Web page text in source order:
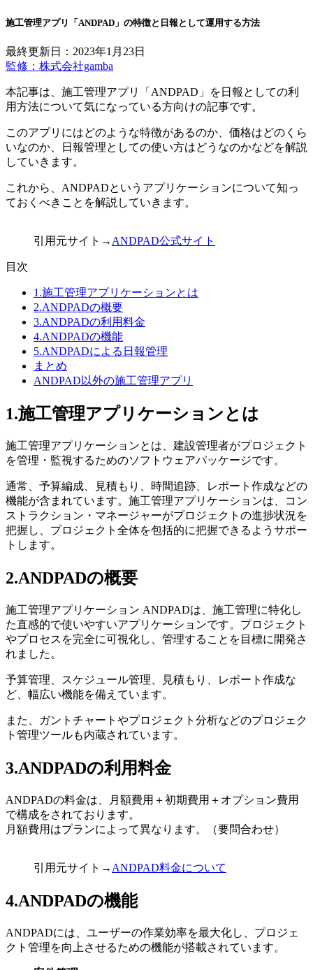
施工管理アプリ「ANDPAD」の特徴と日報として運用する方法
最終更新日：2023年1月23日
監修：株式会社gamba
本記事は、施工管理アプリ「ANDPAD」を日報としての利
用方法について気になっている方向けの記事です。
このアプリにはどのような特徴があるのか、価格はどのくら
いなのか、日報管理としての使い方はどうなのかなどを解説
していきます。
これから、ANDPADというアプリケーションについて知っ
ておくべきことを解説していきます。
引用元サイト→ ANDPAD公式サイト
目次
1.施工管理アプリケーションとは
2.ANDPADの概要
3.ANDPADの利用料金
4.ANDPADの機能
5.ANDPADによる日報管理
まとめ
ANDPAD以外の施工管理アプリ
1.施工管理アプリケーションとは
施工管理アプリケーションとは、建設管理者がプロジェクト
を管理・監視するためのソフトウェアパッケージです。
通常、予算編成、見積もり、時間追跡、レポート作成などの
機能が含まれています。施工管理アプリケーションは、コン
ストラクション・マネージャーがプロジェクトの進捗状況を
把握し、プロジェクト全体を包括的に把握できるようサポー
トします。
2.ANDPADの概要
施工管理アプリケーション ANDPADは、施工管理に特化し
た直感的で使いやすいアプリケーションです。プロジェクト
やプロセスを完全に可視化し、管理することを目標に開発さ
れました。
予算管理、スケジュール管理、見積もり、レポート作成な
ど、幅広い機能を備えています。
また、ガントチャートやプロジェクト分析などのプロジェク
ト管理ツールも内蔵されています。
3.ANDPADの利用料金
ANDPADの料金は、月額費用＋初期費用＋オプション費用
で構成をされております。
月額費用はプランによって異なります。（要問合わせ）
引用元サイト→ ANDPAD料金について
4.ANDPADの機能
ANDPADには、ユーザーの作業効率を最大化し、プロジェ
クト管理を向上させるための機能が搭載されています。